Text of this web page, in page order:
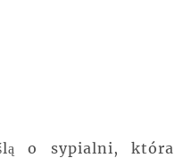
o sypialni, która